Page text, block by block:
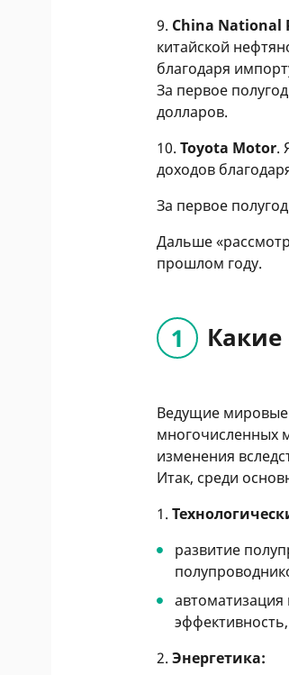
9. China National
китайской
благодаря
За первое
долларов.
10.Toyota Motor.
доходов
За первое
Дальше
прошлом году.
Ведущие мировые
многочисленных
изменения
Итак, среди
1.
развитие
2.Энергетика: